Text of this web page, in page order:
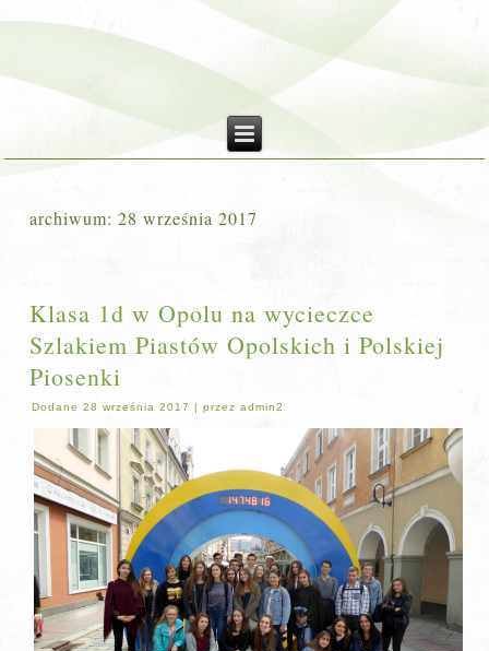
archiwum:28 września 2017
Klasa 1d w Opolu na wycieczce
Szlakiem Piastów Opolskich i Polskiej
Piosenki
Dodane 28 września 2017 |przez admin2